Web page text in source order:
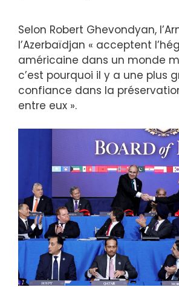
Selon Robert Ghevondyan,
l’Azerbaïdjan « acceptent
américaine dans un monde
c’est pourquoi il y a une plus
confiance dans la
entre eux ».